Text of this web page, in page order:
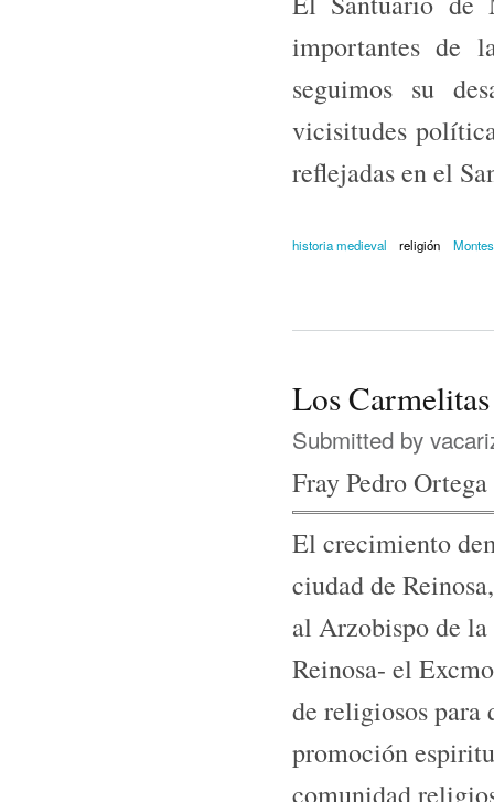
importantes de
seguimos su
vicisitudes
reflejadas en el
historia medieval religión
Los
Submitted by
Fray Pedro Ortega
El crecimiento
ciudad de
al Arzobispo de
Reinosa- el
de religiosos para
promoción
comunidad